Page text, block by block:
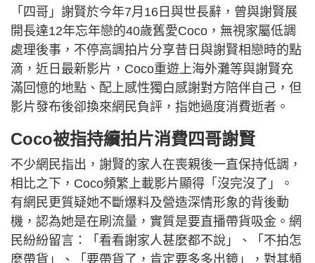
「四哥」謝賢於今年7月16日與世長辭，曾與謝賢展
開長達12年忘年戀的40歲舊愛Coco，無視家屬低調
處理後事，不停高調拍片分享昔日與謝賢相戀時的點
滴，近日最新影片，Coco重遊上海外灘等與謝賢充
滿回憶的地點、配上感性獨白感謝對方陪伴自己，但
影片發布後卻換來網民負評，指她過度消費逝者。
Coco被指持續拍片消費四哥謝賢
不少網民指出，謝賢的家人在喪親後一直保持低調，
相比之下，Coco頻繁上載影片顯得「沒完沒了」。
有網民更質疑她不斷爆料及營造深情形象的背後動
機，認為她是在刷流量，實質是要直播帶貨吸金。網
民紛紛留言：「看看謝家人甚麼都不說」、「不拍怎
麼帶貨」、「要帶貨了，肯定要多多出鏡」，對其頻